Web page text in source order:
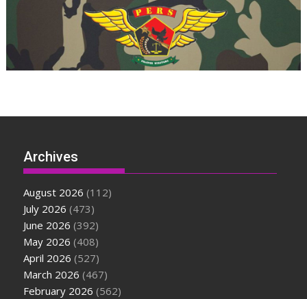
Archives
August 2026 (112)
July 2026 (473)
June 2026 (392)
May 2026 (408)
April 2026 (527)
March 2026 (467)
February 2026 (562)